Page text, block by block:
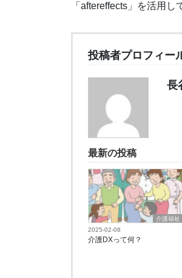
「aftereffects」を活用し
投稿者プロフィー
長
最新の投稿
介護福祉
2025-02-08
介護DXって何？